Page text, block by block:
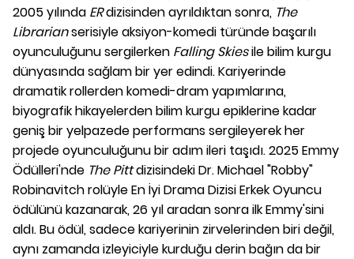
2005 yılında ERdizisindenayrıldıktan sonra, The
Librarianserisiyle aksiyon-komedi türünde başarılı
oyunculuğunu sergilerken Falling Skiesile bilim kurgu
dünyasında sağlam bir yer edindi. Kariyerinde
dramatik rollerden komedi-dram yapımlarına,
biyografik hikayelerden bilim kurgu epiklerine kadar
geniş bir yelpazede performans sergileyerek her
projede oyunculuğunu bir adım ileri taşıdı. 2025 Emmy
Ödülleri'nde The Pittdizisindeki Dr. Michael "Robby"
Robinavitch rolüyle En İyi Drama Dizisi Erkek Oyuncu
ödülünü kazanarak, 26 yıl aradan sonra ilk Emmy'sini
aldı. Bu ödül, sadece kariyerinin zirvelerinden biri değil,
aynı zamanda izleyiciyle kurduğu derin bağın da bir